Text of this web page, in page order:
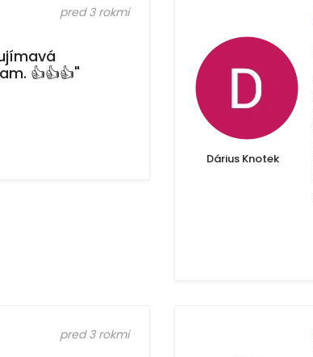
pred 3 rokmi
👍👍👍"
Dárius Knotek
pred 3 rokmi